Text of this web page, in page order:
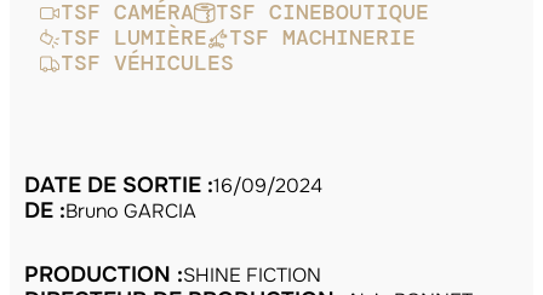
TSF CAMÉRA
TSF CINEBOUTIQUE
TSF LUMIÈRE
TSF MACHINERIE
TSF VÉHICULES
DATE DE SORTIE :16/09/2024
DE :Bruno GARCIA
PRODUCTION :SHINE FICTION